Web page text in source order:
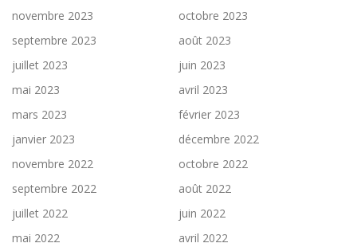
novembre 2023
octobre 2023
septembre 2023
août 2023
juillet 2023
juin 2023
mai 2023
avril 2023
mars 2023
février 2023
janvier 2023
décembre 2022
novembre 2022
octobre 2022
septembre 2022
août 2022
juillet 2022
juin 2022
mai 2022
avril 2022